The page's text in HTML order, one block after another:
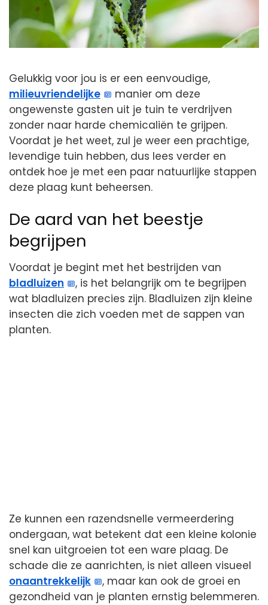
Gelukkig voor jou is er een eenvoudige,
milieuvriendelijke
manier om deze
ongewenste gasten uit je tuin te verdrijven
zonder naar harde chemicaliën te grijpen.
Voordat je het weet, zul je weer een prachtige,
levendige tuin hebben, dus lees verder en
ontdek hoe je met een paar natuurlijke stappen
deze plaag kunt beheersen.
De aard van het beestje
begrijpen
Voordat je begint met het bestrijden van
bladluizen
, is het belangrijk om te begrijpen
wat bladluizen precies zijn. Bladluizen zijn kleine
insecten die zich voeden met de sappen van
planten.
Ze kunnen een razendsnelle vermeerdering
ondergaan, wat betekent dat een kleine kolonie
snel kan uitgroeien tot een ware plaag. De
schade die ze aanrichten, is niet alleen visueel
onaantrekkelijk
, maar kan ook de groei en
gezondheid van je planten ernstig belemmeren.